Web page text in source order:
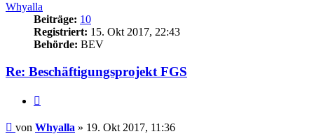
Whyalla
Beiträge: 10
Registriert: 15. Okt 2017, 22:43
Behörde: BEV
Re: Beschäftigungsprojekt FGS
Beitrag
von Whyalla » 19. Okt 2017, 11:36